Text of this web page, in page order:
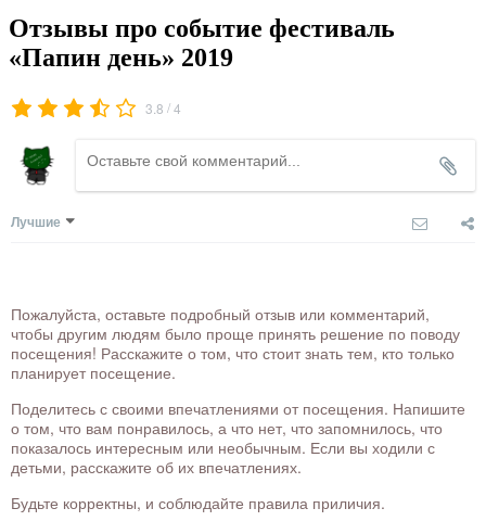
Отзывы про событие фестиваль
«Папин день» 2019
3.8 /4
Лучшие
Пожалуйста, оставьте подробный отзыв или комментарий,
чтобы другим людям было проще принять решение по поводу
посещения! Расскажите о том, что стоит знать тем, кто только
планирует посещение.
Поделитесь с своими впечатлениями от посещения. Напишите
о том, что вам понравилось, а что нет, что запомнилось, что
показалось интересным или необычным. Если вы ходили с
детьми, расскажите об их впечатлениях.
Будьте корректны, и соблюдайте правила приличия.